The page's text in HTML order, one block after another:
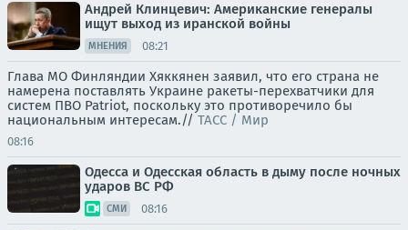
Андрей Клинцевич: Американские генералы
ищут выход из иранской войны
МНЕНИЯ 08:21
Глава МО Финляндии Хяккянен заявил, что его страна не
намерена поставлять Украине ракеты-перехватчики для
систем ПВО Patriot, поскольку это противоречило бы
национальным интересам.// ТАСС / Мир
08:16
Одесса и Одесская область в дыму после ночных
ударов ВС РФ
СМИ 08:16